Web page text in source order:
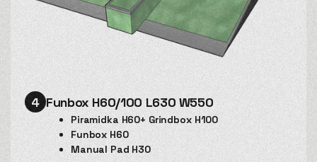
4 Funbox H60/100 L630 W550
Piramidka H60+ Grindbox H100
Funbox H60
Manual Pad H30